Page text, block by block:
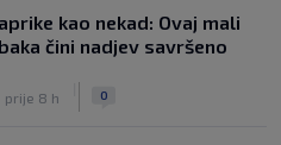
kao nekad: Ovaj mali
čini nadjev savršeno
prije 8 h 0